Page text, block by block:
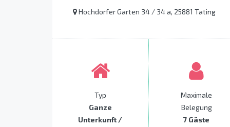
Hochdorfer Garten 34 / 34 a, 25881 Tating
Typ
Ganze
Unterkunft /
Maximale
Belegung
7 Gäste